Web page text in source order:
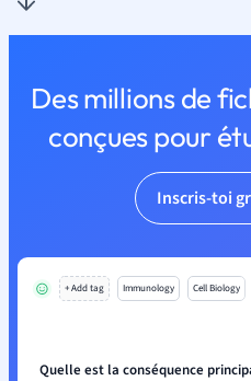
Des millions de
conçues pour
Inscris-toi
+ Add tag Immunology Cell Biology
Quelle est la conséquence